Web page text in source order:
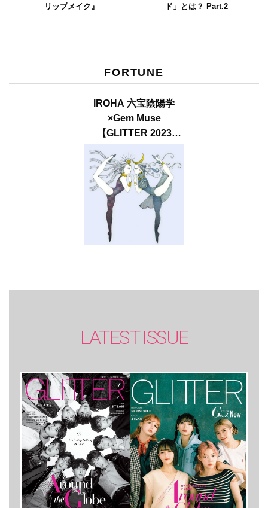
リップメイク』
ド」とは？ Part.2
FORTUNE
IROHA 六宝陰陽学
×Gem Muse
【GLITTER 2023
SUMMER issue】
LATEST ISSUE